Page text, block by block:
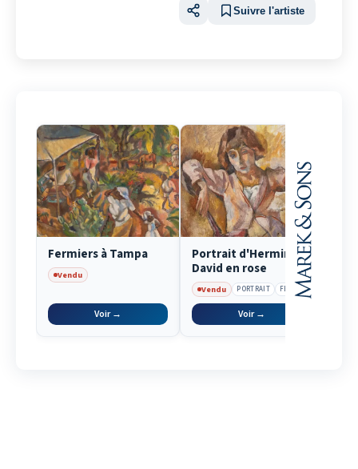
Suivre l'artiste
Fermiers à Tampa
Vendu
Voir →
Portrait d'Hermine
David en rose
Vendu PORTRAIT FEMME
Voir →